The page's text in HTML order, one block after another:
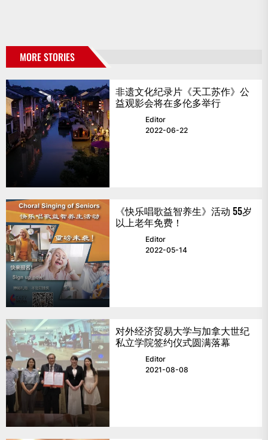
MORE STORIES
非遗文化纪录片《天工苏作》公
益观影会将在多伦多举行
Editor
2022-06-22
《快乐唱歌益智养生》活动 55岁
以上老年免费！
Editor
2022-05-14
对外经济贸易大学与加拿大世纪
私立学院签约仪式圆满落幕
Editor
2021-08-08